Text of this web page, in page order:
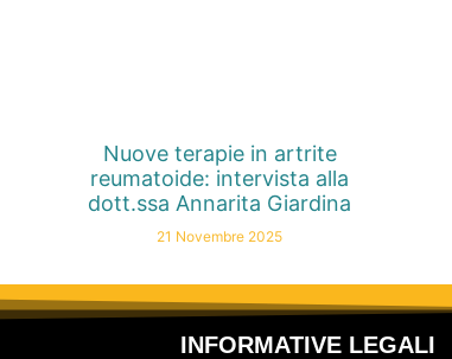
Nuove terapie in artrite
reumatoide: intervista alla
dott.ssa Annarita Giardina
21 Novembre 2025
INFORMATIVE LEGALI